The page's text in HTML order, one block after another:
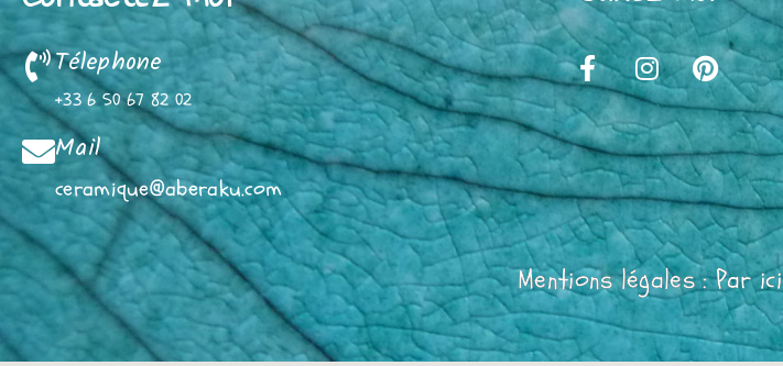
Télephone
+33 6 50 67 82 02
Mail
ceramique@aberaku.com
Mentions légales :Par ici